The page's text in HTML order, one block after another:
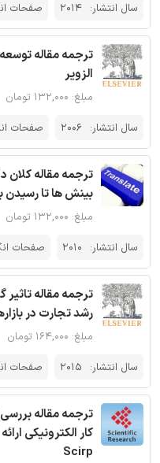
سال انتشار: 2014 صفحات
ترجمه مقاله
الزویر
مبلغ: ۱۳۲,۰۰۰ تومان
سال انتشار: 2006 صفحات
ترجمه مقاله کلان
بینش ها تا رسیدن
مبلغ: ۱۳۲,۰۰۰ تومان
سال انتشار: 2010 صفحات
رشد تجارت در
مبلغ: ۱۶۴,۰۰۰ تومان
سال انتشار: 2015 صفحات
ترجمه مقاله
کار الکترونیکی
Scirp